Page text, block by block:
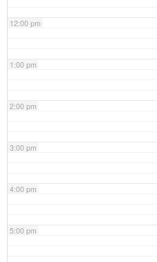
12:00 pm
1:00 pm
2:00 pm
3:00 pm
4:00 pm
5:00 pm